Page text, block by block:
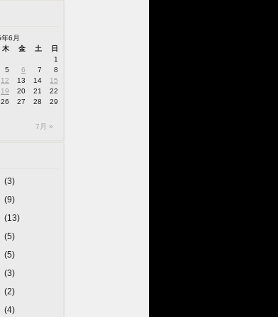
6月
木 金 土 日
7月 »
1
5 6 7
8
12 13 14
15
19 20 21
22
26 27 28
29
(3)
(9)
(13)
(5)
(5)
(3)
(2)
(4)